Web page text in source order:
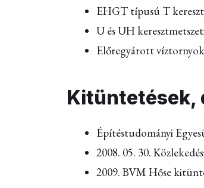
EHGT típusú T
U és UH
Előregyárott
Kitüntetések,
Építéstudományi
2008. 05. 30.
2009. BVM Hőse